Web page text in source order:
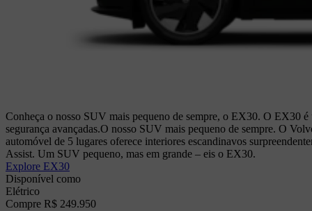
Conheça o nosso SUV mais pequeno de sempre, o EX30. O EX30
segurança avançadas.O nosso SUV mais pequeno de sempre. O
automóvel de 5 lugares oferece interiores escandinavos
Assist. Um SUV pequeno, mas em grande – eis o EX30.
Explore EX30
Disponível como
Elétrico
Compre R$ 249.950